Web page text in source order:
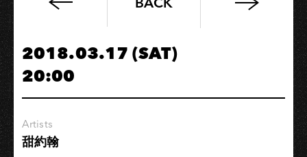
顯
樂
隊
w/
謎
2018.03.17 (SAT)
20:00
Artists
甜約翰